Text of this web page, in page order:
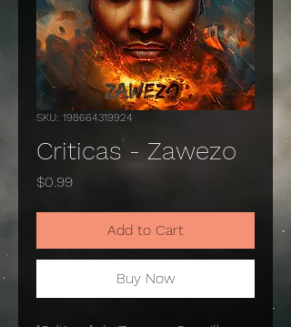
SKU: 198664319924
Criticas - Zawezo
$0.99Price
Add to Cart
Buy Now